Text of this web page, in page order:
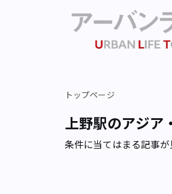
トップページ
上野駅のアジア
条件に当てはまる記事が